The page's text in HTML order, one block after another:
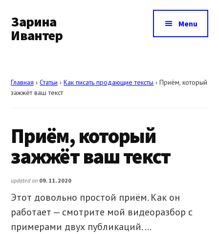
main
content
footer
menuЗарина
Ивантер
себя
и
Menu
Главная ›Статьи ›Как писать продающие тексты ›Приём, который
зажжёт ваш текст
Приём, который
зажжёт ваш текст
updated on 09.11.2020
Этот довольно простой приём. Как он
работает — смотрите мой видеоразбор с
примерами двух публикаций. …